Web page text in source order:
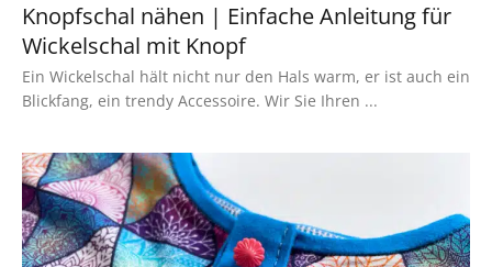
Knopfschal nähen | Einfache Anleitung für
Wickelschal mit Knopf
Ein Wickelschal hält nicht nur den Hals warm, er ist auch ein
Blickfang, ein trendy Accessoire. Wir Sie Ihren ...